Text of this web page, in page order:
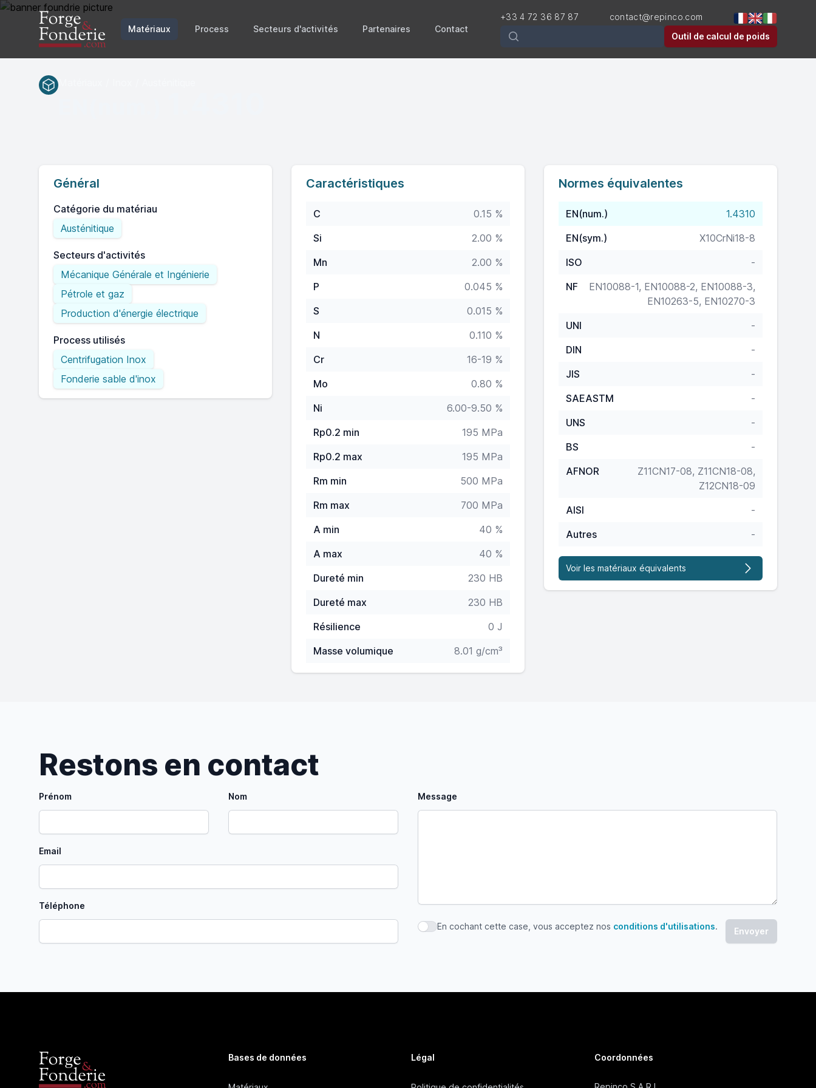
Matériaux Process Secteurs d'activités Partenaires Contact
+33 4 72 36 87 87 contact@repinco.com
Rechercher Outil de calcul de poids
Général
Catégorie du matériau
Austénitique
Secteurs d'activités
Mécanique Générale et Ingénierie
Pétrole et gaz
Production d'énergie électrique
Process utilisés
Centrifugation Inox
Fonderie sable d'inox
Caractéristiques
C
0.15 %
Si
2.00 %
Mn
2.00 %
P
0.045 %
S
0.015 %
N
0.110 %
Cr
16-19 %
Mo
0.80 %
Ni
6.00-9.50 %
Rp0.2 min
195 MPa
Rp0.2 max
195 MPa
Rm min
500 MPa
Rm max
700 MPa
A min
40 %
A max
40 %
Dureté min
230 HB
Dureté max
230 HB
Résilience
0 J
Masse volumique
8.01 g/cm³
Normes équivalentes
EN(num.)
1.4310
EN(sym.)
X10CrNi18-8
ISO
-
NF
EN10088-1, EN10088-2, EN10088-3,
EN10263-5, EN10270-3
UNI
-
DIN
-
JIS
-
SAEASTM
-
UNS
-
BS
-
AFNOR
Z11CN17-08, Z11CN18-08,
Z12CN18-09
AISI
-
Autres
-
Voir les matériaux équivalents
Restons en contact
Prénom Nom
Email
Téléphone
Message
En cochant cette case, vous acceptez nos conditions d'utilisations
En cochant cette case, vous acceptez nos conditions d'utilisations.
Bases de données Légal Coordonnées